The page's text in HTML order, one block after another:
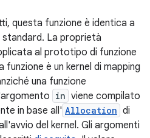
questa funzione è identica a
standard. La proprietà
al prototipo di funzione
funzione è un kernel di mapping
una funzione
in viene compilato
in base all' Allocation di
del kernel. Gli argomenti